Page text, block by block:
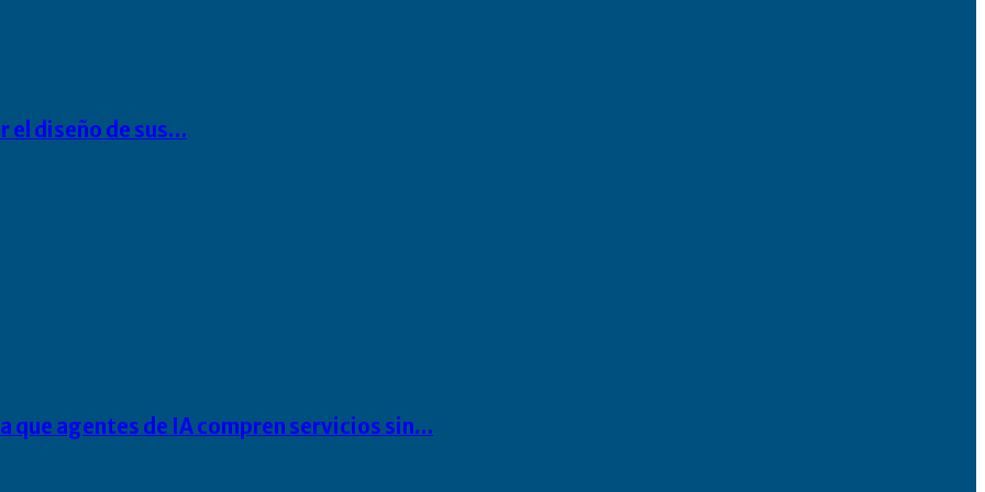
el diseño de sus…
agentes de IA compren servicios sin…